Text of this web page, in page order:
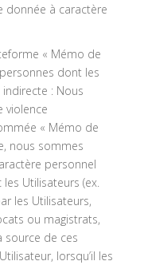
donnée à caractère
« Mémo de
dont les
: Nous
violence
« Mémo de
nous sommes
personnel
Utilisateurs (ex.
les Utilisateurs,
ou magistrats,
source de ces
lorsqu’il les